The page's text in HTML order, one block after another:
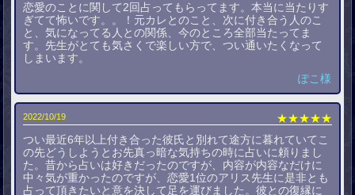
恋愛のことに関して2回占ってもらってます。本当に当たりす
ぎてて怖いです。。！元カレとのこと、次に付き合う人のこ
と、気になってる人との関係、今のところ全部当たってま
す。先生がとても気さくで楽しい方で、つい通いたくなって
しまいます。
ぽこ様
2022/10/19
★★★★★
つい最近6年以上付き合った彼氏と別れて途方に暮れていてこ
の先どうしようとお先真っ暗な気持ちの時に占いに頼りまし
た。昔から占いは好きだったのですが、内容が内容なだけに
中々気が重かったのですが、恋愛1位のアリス先生に是非とも
占って頂きたいと意を決して足を運びました。彼との復縁に